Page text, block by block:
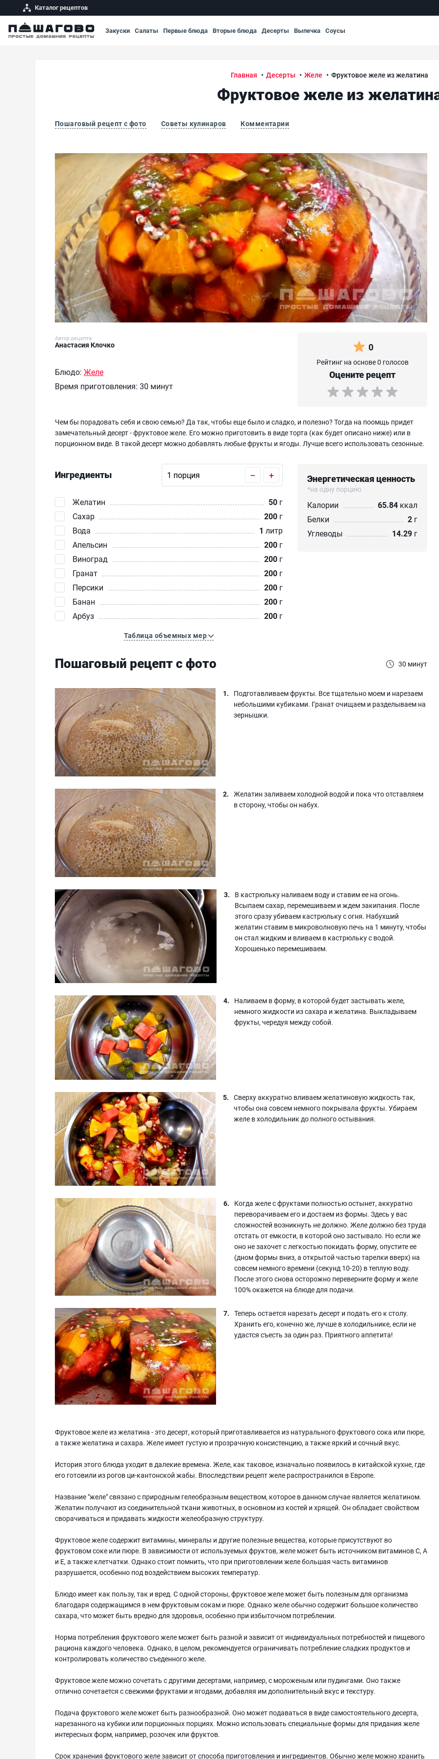
Каталог рецептов
Закуски Салаты Первые блюда Вторые блюда Десерты Выпечка Соусы
Главная Десерты Желе Фруктовое желе из желатина
Фруктовое желе из
Пошаговый рецепт с фото Советы кулинаров Комментарии
Фруктовое желе из желатина
Автор рецепта:
Анастасия Клочко
Блюдо: Желе
Время приготовления: 30 минут
0
Рейтинг на основе 0 голосов
Оцените рецепт
Чем бы порадовать себя и свою семью? Да так, чтобы еще было и сладко, и полезно? Тогда на поомщь придет
замечательный десерт - фруктовое желе. Его можно приготовить в виде торта (как будет описано ниже) или в
порционном виде. В такой десерт можно добавлять любые фрукты и ягоды. Лучше всего использовать сезонные.
Ингредиенты – +
Желатин 50 г
Сахар
200 г
Вода
1 литр
Апельсин
200 г
Виноград
200 г
Гранат
200 г
Персики
200 г
Банан
200 г
Арбуз
200 г
Таблица объемных мер
Энергетическая ценность
*на одну порцию
Калории 65.84 ккал
Белки
2 г
Углеводы
14.29 г
Пошаговый рецепт с фото 30 минут
Подготавливаем фрукты. Все тщательно моем и нарезаем
небольшими кубиками. Гранат очищаем и разделываем на
зернышки.
Желатин заливаем холодной водой и пока что отставляем
в сторону, чтобы он набух.
В кастрюльку наливаем воду и ставим ее на огонь.
Всыпаем сахар, перемешиваем и ждем закипания. После
этого сразу убиваем кастрюльку с огня. Набухший
желатин ставим в микроволновую печь на 1 минуту, чтобы
он стал жидким и вливаем в кастрюльку с водой.
Хорошенько перемешиваем.
Наливаем в форму, в которой будет застывать желе,
немного жидкости из сахара и желатина. Выкладываем
фрукты, чередуя между собой.
Сверху аккуратно вливаем желатиновую жидкость так,
чтобы она совсем немного покрывала фрукты. Убираем
желе в холодильник до полного остывания.
Когда желе с фруктами полностью остынет, аккуратно
переворачиваем его и достаем из формы. Здесь у вас
сложностей возникнуть не должно. Желе должно без труда
отстать от емкости, в которой оно застывало. Но если же
оно не захочет с легкостью покидать форму, опустите ее
(дном формы вниз, а открытой частью тарелки вверх) на
совсем немного времени (секунд 10-20) в теплую воду.
После этого снова осторожно переверните форму и желе
100% окажется на блюде для подачи.
Теперь остается нарезать десерт и подать его к столу.
Хранить его, конечно же, лучше в холодильнике, если не
удастся съесть за один раз. Приятного аппетита!
Фруктовое желе из желатина - это десерт, который приготавливается из натурального фруктового сока или пюре,
а также желатина и сахара. Желе имеет густую и прозрачную консистенцию, а также яркий и сочный вкус.
История этого блюда уходит в далекие времена. Желе, как таковое, изначально появилось в китайской кухне, где
его готовили из рогов ци-кантонской жабы. Впоследствии рецепт желе распространился в Европе.
Название "желе" связано с природным гелеобразным веществом, которое в данном случае является желатином.
Желатин получают из соединительной ткани животных, в основном из костей и хрящей. Он обладает свойством
сворачиваться и придавать жидкости желеобразную структуру.
Фруктовое желе содержит витамины, минералы и другие полезные вещества, которые присутствуют во
фруктовом соке или пюре. В зависимости от используемых фруктов, желе может быть источником витаминов С, А
и Е, а также клетчатки. Однако стоит помнить, что при приготовлении желе большая часть витаминов
разрушается, особенно под воздействием высоких температур.
Блюдо имеет как пользу, так и вред. С одной стороны, фруктовое желе может быть полезным для организма
благодаря содержащимся в нем фруктовым сокам и пюре. Однако желе обычно содержит большое количество
сахара, что может быть вредно для здоровья, особенно при избыточном потреблении.
Норма потребления фруктового желе может быть разной и зависит от индивидуальных потребностей и пищевого
рациона каждого человека. Однако, в целом, рекомендуется ограничивать потребление сладких продуктов и
контролировать количество съеденного желе.
Фруктовое желе можно сочетать с другими десертами, например, с мороженым или пудингами. Оно также
отлично сочетается с свежими фруктами и ягодами, добавляя им дополнительный вкус и текстуру.
Подача фруктового желе может быть разнообразной. Оно может подаваться в виде самостоятельного десерта,
нарезанного на кубики или порционных порциях. Можно использовать специальные формы для придания желе
интересных форм, например, розочек или фруктов.
Срок хранения фруктового желе зависит от способа приготовления и ингредиентов. Обычно желе можно хранить